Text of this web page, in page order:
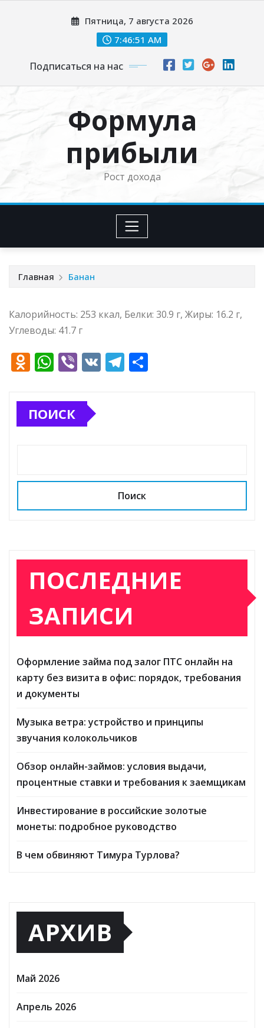
Пятница, 7 августа 2026
7:46:52 AM
Подписаться на нас
Формула
прибыли
Рост дохода
Главная Банан
Калорийность: 253 ккал, Белки: 30.9 г, Жиры: 16.2 г,
Углеводы: 41.7 г
O
n
o
ss
ki
W
at
s
p
Vi
e
V T
и
ь
ПОИСК
Поиск
ПОСЛЕДНИЕ
ЗАПИСИ
Оформление займа под залог ПТС онлайн на
карту без визита в офис: порядок, требования
и документы
Музыка ветра: устройство и принципы
звучания колокольчиков
Обзор онлайн-займов: условия выдачи,
процентные ставки и требования к заемщикам
Инвестирование в российские золотые
монеты: подробное руководство
В чем обвиняют Тимура Турлова?
АРХИВ
Май 2026
Апрель 2026